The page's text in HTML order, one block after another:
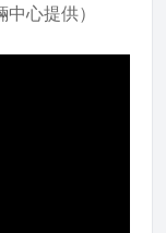
心提供）